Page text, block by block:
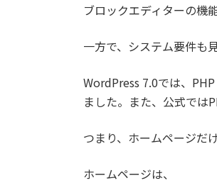
ブロックエディターの機
一方で、システム要件も
WordPress 7.0では、
ました。また、公式では
つまり、ホームページだ
ホームページは、